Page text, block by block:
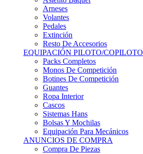
Arneses
Volantes
Pedales
Extinción
Resto De Accesorios
EQUIPACIÓN PILOTO/COPILOTO
Packs Completos
Monos De Competición
Botines De Competición
Guantes
Ropa Interior
Cascos
Sistemas Hans
Bolsas Y Mochilas
Equipación Para Mecánicos
ANUNCIOS DE COMPRA
Compra De Piezas